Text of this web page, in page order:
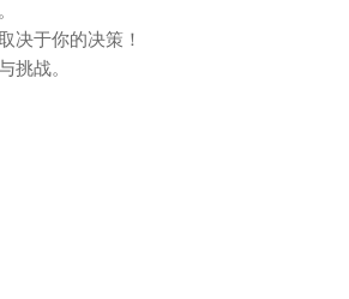
决于你的决策！
挑战。